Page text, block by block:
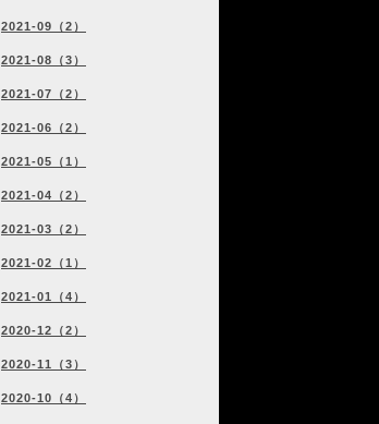
2021-09（2）
2021-08（3）
2021-07（2）
2021-06（2）
2021-05（1）
2021-04（2）
2021-03（2）
2021-02（1）
2021-01（4）
2020-12（2）
2020-11（3）
2020-10（4）